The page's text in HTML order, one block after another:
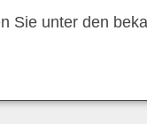
Sie unter den